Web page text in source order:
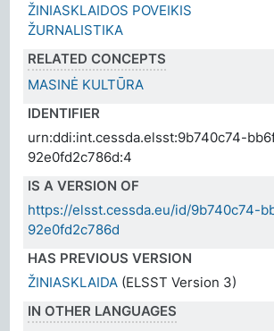
ŽINIASKLAIDOS POVEIKIS
ŽURNALISTIKA
RELATED CONCEPTS
MASINĖ KULTŪRA
IDENTIFIER
urn:ddi:int.cessda.elsst:9b740c74-
92e0fd2c786d:4
IS A VERSION OF
https://elsst.cessda.eu/id/9b740c74-
92e0fd2c786d
HAS PREVIOUS VERSION
ŽINIASKLAIDA (ELSST Version 3)
IN OTHER LANGUAGES